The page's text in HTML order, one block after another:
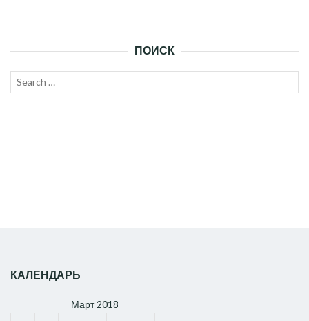
ПОИСК
Search
КАЛЕНДАРЬ
Март 2018